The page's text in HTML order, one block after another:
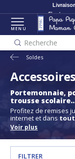
C'est
MENU
Recherche
Soldes
Portemonnaie,
trousse
Profitez de remises
internet et dans
de sac PPMC sont
préférés avec des
bénéficiant de
Découvrez un large
monnaie,
Voir plus
FILTRER